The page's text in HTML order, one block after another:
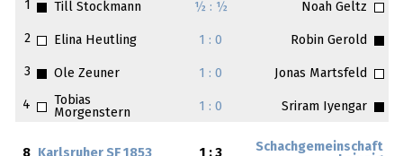
1 Till Stockmann ½ : ½ Noah Geltz
2 Elina Heutling 1 : 0 Robin Gerold
3 Ole Zeuner 1 : 0 Jonas Martsfeld
4
Tobias
Morgenstern
1 : 0 Sriram Iyengar
Schachgemeinschaft